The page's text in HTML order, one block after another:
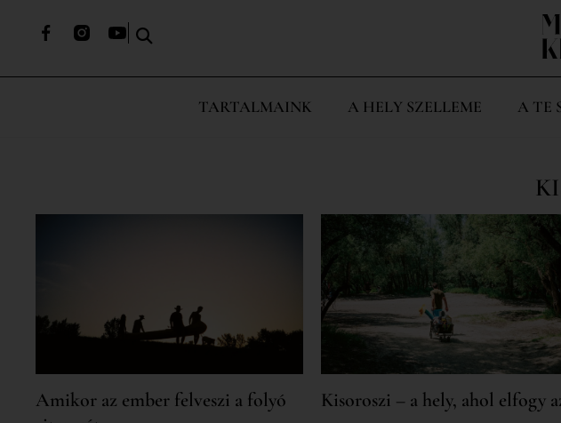
TARTALMAINK A HELY SZELLEME A TE
Amikor az ember felveszi a folyó
Kisoroszi – a hely, ahol elfogy